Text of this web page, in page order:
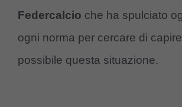
Federcalcio che ha spulciato
ogni norma per cercare di
possibile questa situazione.